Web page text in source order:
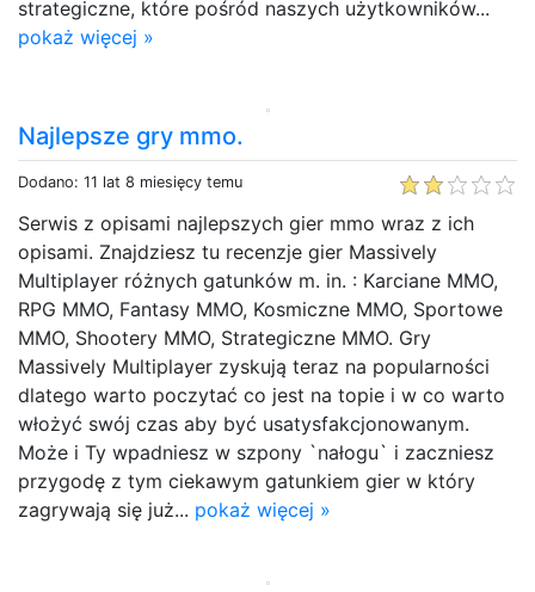
strategiczne, które pośród naszych użytkowników...
pokaż więcej »
Najlepsze gry mmo.
Dodano: 11 lat 8 miesięcy temu
Serwis z opisami najlepszych gier mmo wraz z ich
opisami. Znajdziesz tu recenzje gier Massively
Multiplayer różnych gatunków m. in. : Karciane MMO,
RPG MMO, Fantasy MMO, Kosmiczne MMO, Sportowe
MMO, Shootery MMO, Strategiczne MMO. Gry
Massively Multiplayer zyskują teraz na popularności
dlatego warto poczytać co jest na topie i w co warto
włożyć swój czas aby być usatysfakcjonowanym.
Może i Ty wpadniesz w szpony `nałogu` i zaczniesz
przygodę z tym ciekawym gatunkiem gier w który
zagrywają się już... pokaż więcej »